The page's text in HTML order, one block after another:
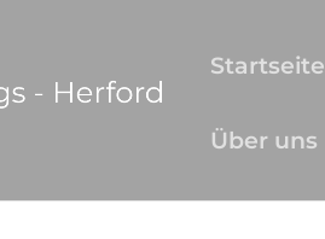
Startseite
Über uns